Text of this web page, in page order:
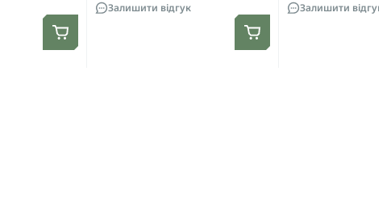
зеленою смужкою
Залишити відгук Залишити відгук